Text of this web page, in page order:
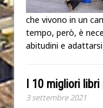
che vivono in un
tempo, però, è
abitudini e
I 10 migliori
3 settembre 2021